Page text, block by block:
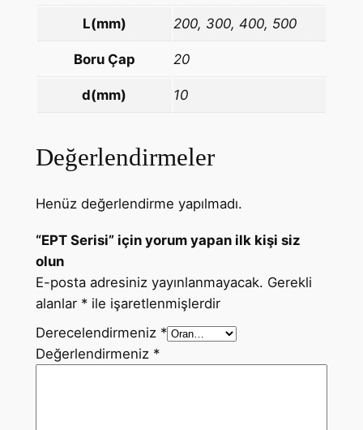
L(mm) 200, 300, 400, 500
Boru Çap 20
d(mm) 10
Değerlendirmeler
Henüz değerlendirme yapılmadı.
“EPT Serisi” için yorum yapan ilk kişi siz
olun
E-posta adresiniz yayınlanmayacak. Gerekli
alanlar *ile işaretlenmişlerdir
Derecelendirmeniz *
Değerlendirmeniz *